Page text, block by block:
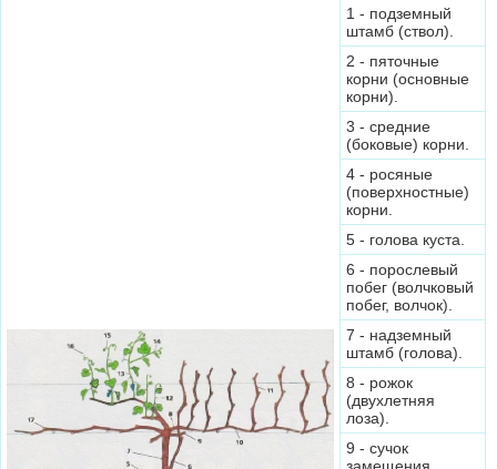
1 - подземный
штамб (ствол).
2 - пяточные
корни (основные
корни).
3 - средние
(боковые) корни.
4 - росяные
(поверхностные)
корни.
5 - голова куста.
6 - порослевый
побег (волчковый
побег, волчок).
7 - надземный
штамб (голова).
8 - рожок
(двухлетняя
лоза).
9 - сучок